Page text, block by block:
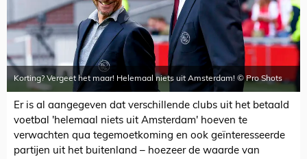
Korting? Vergeet het maar! Helemaal niets uit Amsterdam! © Pro Shots
Er is al aangegeven dat verschillende clubs uit het betaald
voetbal 'helemaal niets uit Amsterdam' hoeven te
verwachten qua tegemoetkoming en ook geïnteresseerde
partijen uit het buitenland – hoezeer de waarde van